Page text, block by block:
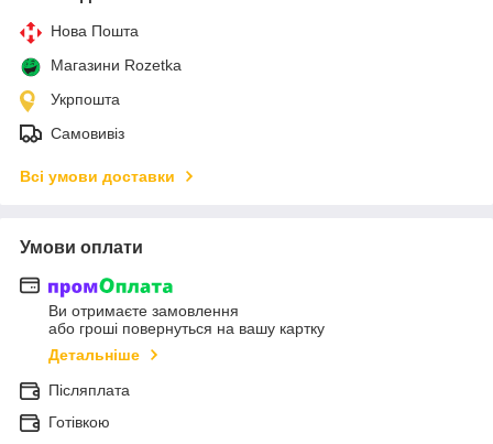
Нова Пошта
Магазини Rozetka
Укрпошта
Самовивіз
Всі умови доставки
Умови оплати
Ви отримаєте замовлення
або гроші повернуться на вашу картку
Детальніше
Післяплата
Готівкою